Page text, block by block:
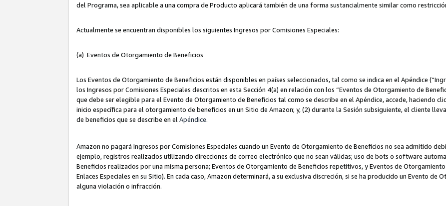
del Programa, sea aplicable a una compra de Producto aplicará también de una forma sustancialmente similar como
Actualmente se encuentran disponibles los siguientes Ingresos por Comisiones Especiales:
(a) Eventos de Otorgamiento de Beneficios
Los Eventos de Otorgamiento de Beneficios están disponibles en países seleccionados, tal como se indica en el Apéndice
los Ingresos por Comisiones Especiales descritos en esta Sección 4(a) en relación con los “Eventos de Otorgamiento de
que debe ser elegible para el Evento de Otorgamiento de Beneficios tal como se describe en el Apéndice, accede, haciendo
inicio específica para el otorgamiento de beneficios en un Sitio de Amazon; y, (2) durante la Sesión subsiguiente, el cliente
de beneficios que se describe en el Apéndice.
Amazon no pagará Ingresos por Comisiones Especiales cuando un Evento de Otorgamiento de Beneficios no sea admitido
ejemplo, registros realizados utilizando direcciones de correo electrónico que no sean válidas; uso de bots o software
Beneficios realizados por una misma persona; Eventos de Otorgamiento de Beneficios repetitivos, y Eventos de
Enlaces Especiales en su Sitio). En cada caso, Amazon determinará, a su exclusiva discreción, si se ha producido un Evento de
alguna violación o infracción.